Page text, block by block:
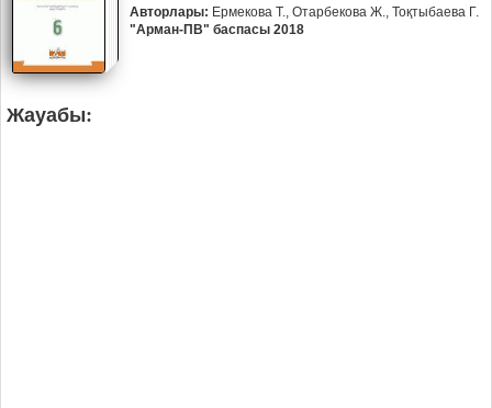
Авторлары: Ермекова Т., Отарбекова Ж., Тоқтыбаева Г.
"Арман-ПВ" баспасы 2018
Жауабы: